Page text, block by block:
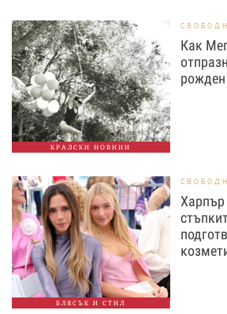
КРАЛСКИ НОВИНИ
Как
БЛЯСЪК И СТИЛ